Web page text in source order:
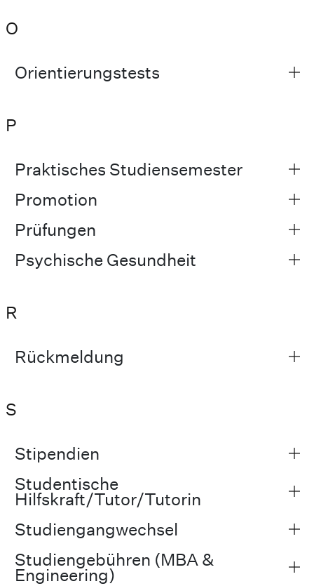
O
Orientierungstests
P
Praktisches Studiensemester
Promotion
Prüfungen
Psychische Gesundheit
R
Rückmeldung
S
Stipendien
Studentische
Hilfskraft/Tutor/Tutorin
Studiengangwechsel
Studiengebühren (MBA &
Engineering)